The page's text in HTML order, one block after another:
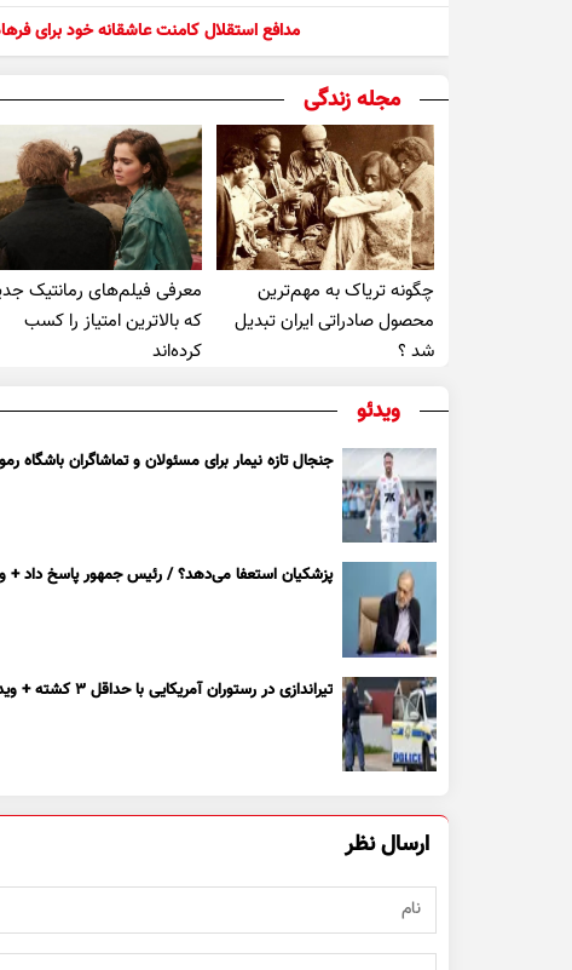
مدافع استقلال کامنت عاشقانه خود برای
مجله زندگی
چگونه تریاک به مهم‌ترین
محصول صادراتی ایران تبدیل
شد ؟
معرفی فیلم‌های رمانتیک
که بالاترین امتیاز را کسب
کرده‌اند
ویدئو
جنجال تازه نیمار برای مسئولان و تماشاگران باشگاه
پزشکیان استعفا می‌دهد؟ / رئیس جمهور پاسخ داد +
تیراندازی در رستوران آمریکایی با حداقل ۳ کشته + ویدیو
ارسال نظر